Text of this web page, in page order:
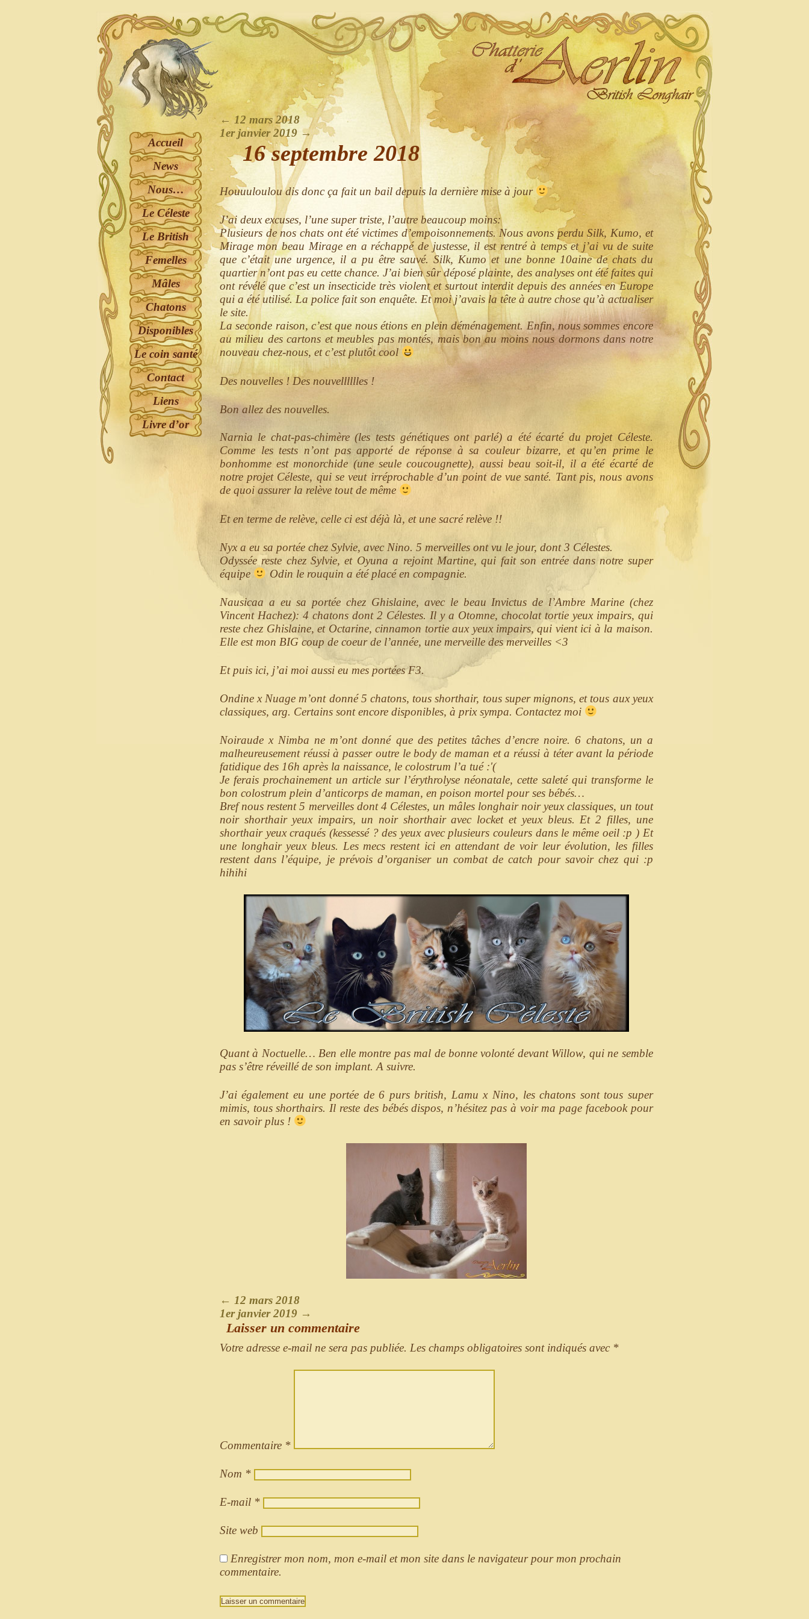
← 12 mars 2018
1er janvier 2019 →
16 septembre 2018
Houuuloulou dis donc ça fait un bail depuis la dernière mise à jour
J’ai deux excuses, l’une super triste, l’autre beaucoup moins:
Plusieurs de nos chats ont été victimes d’empoisonnements. Nous avons perdu Silk, Kumo, et
Mirage mon beau Mirage en a réchappé de justesse, il est rentré à temps et j’ai vu de suite
que c’était une urgence, il a pu être sauvé. Silk, Kumo et une bonne 10aine de chats du
quartier n’ont pas eu cette chance. J’ai bien sûr déposé plainte, des analyses ont été faites qui
ont révélé que c’est un insecticide très violent et surtout interdit depuis des années en Europe
qui a été utilisé. La police fait son enquête. Et moi j’avais la tête à autre chose qu’à actualiser
le site.
La seconde raison, c’est que nous étions en plein déménagement. Enfin, nous sommes encore
au milieu des cartons et meubles pas montés, mais bon au moins nous dormons dans notre
nouveau chez-nous, et c’est plutôt cool
Des nouvelles ! Des nouvelllllles !
Bon allez des nouvelles.
Narnia le chat-pas-chimère (les tests génétiques ont parlé) a été écarté du projet Céleste.
Comme les tests n’ont pas apporté de réponse à sa couleur bizarre, et qu’en prime le
bonhomme est monorchide (une seule coucougnette), aussi beau soit-il, il a été écarté de
notre projet Céleste, qui se veut irréprochable d’un point de vue santé. Tant pis, nous avons
de quoi assurer la relève tout de même
Et en terme de relève, celle ci est déjà là, et une sacré relève !!
Nyx a eu sa portée chez Sylvie, avec Nino. 5 merveilles ont vu le jour, dont 3 Célestes.
Odyssée reste chez Sylvie, et Oyuna a rejoint Martine, qui fait son entrée dans notre super
équipe
Odin le rouquin a été placé en compagnie.
Nausicaa a eu sa portée chez Ghislaine, avec le beau Invictus de l’Ambre Marine (chez
Vincent Hachez): 4 chatons dont 2 Célestes. Il y a Otomne, chocolat tortie yeux impairs, qui
reste chez Ghislaine, et Octarine, cinnamon tortie aux yeux impairs, qui vient ici à la maison.
Elle est mon BIG coup de coeur de l’année, une merveille des merveilles <3
Et puis ici, j’ai moi aussi eu mes portées F3.
Ondine x Nuage m’ont donné 5 chatons, tous shorthair, tous super mignons, et tous aux yeux
classiques, arg. Certains sont encore disponibles, à prix sympa. Contactez moi
Noiraude x Nimba ne m’ont donné que des petites tâches d’encre noire. 6 chatons, un a
malheureusement réussi à passer outre le body de maman et a réussi à téter avant la période
fatidique des 16h après la naissance, le colostrum l’a tué :'(
Je ferais prochainement un article sur l’érythrolyse néonatale, cette saleté qui transforme le
bon colostrum plein d’anticorps de maman, en poison mortel pour ses bébés…
Bref nous restent 5 merveilles dont 4 Célestes, un mâles longhair noir yeux classiques, un tout
noir shorthair yeux impairs, un noir shorthair avec locket et yeux bleus. Et 2 filles, une
shorthair yeux craqués (kessessé ? des yeux avec plusieurs couleurs dans le même oeil :p ) Et
une longhair yeux bleus. Les mecs restent ici en attendant de voir leur évolution, les filles
restent dans l’équipe, je prévois d’organiser un combat de catch pour savoir chez qui :p
hihihi
Quant à Noctuelle… Ben elle montre pas mal de bonne volonté devant Willow, qui ne semble
pas s’être réveillé de son implant. A suivre.
J’ai également eu une portée de 6 purs british, Lamu x Nino, les chatons sont tous super
mimis, tous shorthairs. Il reste des bébés dispos, n’hésitez pas à voir ma page facebook pour
en savoir plus !
← 12 mars 2018
1er janvier 2019 →
Laisser un commentaire
Votre adresse e-mail ne sera pas publiée. Les champs obligatoires sont indiqués avec *
Commentaire *
Nom *
E-mail *
Site web
Enregistrer mon nom, mon e-mail et mon site dans le navigateur pour mon prochain
commentaire.
Accueil
News
Nous…
Le Céleste
Le British
Femelles
Mâles
Chatons
Disponibles
Le coin santé
Contact
Liens
Livre d’or